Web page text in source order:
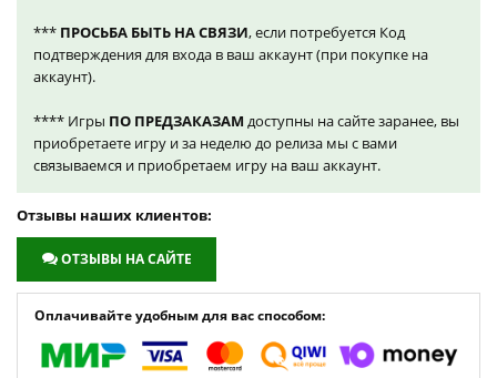
*** ПРОСЬБА БЫТЬ НА СВЯЗИ, если потребуется Код
подтверждения для входа в ваш аккаунт (при покупке на
аккаунт).
**** Игры ПО ПРЕДЗАКАЗАМ доступны на сайте заранее, вы
приобретаете игру и за неделю до релиза мы с вами
связываемся и приобретаем игру на ваш аккаунт.
Отзывы наших клиентов:
ОТЗЫВЫ НА САЙТЕ
Оплачивайте удобным для вас способом: